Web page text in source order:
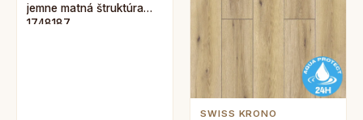
jemne matná štruktúra
1748187
SWISS KRONO